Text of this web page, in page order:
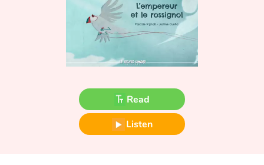
Fable, myth, literature and poetry
Read
Listen